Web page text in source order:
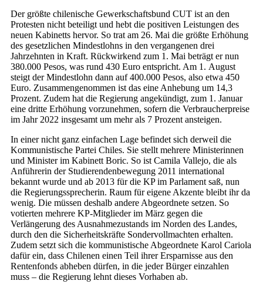
Der größte chilenische Gewerkschaftsbund CUT ist an den
Protesten nicht beteiligt und hebt die positiven Leistungen des
neuen Kabinetts hervor. So trat am 26. Mai die größte Erhöhung
des gesetzlichen Mindestlohns in den vergangenen drei
Jahrzehnten in Kraft. Rückwirkend zum 1. Mai beträgt er nun
380.000 Pesos, was rund 430 Euro entspricht. Am 1. August
steigt der Mindestlohn dann auf 400.000 Pesos, also etwa 450
Euro. Zusammengenommen ist das eine Anhebung um 14,3
Prozent. Zudem hat die Regierung angekündigt, zum 1. Januar
eine dritte Erhöhung vorzunehmen, sofern die Verbraucherpreise
im Jahr 2022 insgesamt um mehr als 7 Prozent ansteigen.
In einer nicht ganz einfachen Lage befindet sich derweil die
Kommunistische Partei Chiles. Sie stellt mehrere Ministerinnen
und Minister im Kabinett Boric. So ist Camila Vallejo, die als
Anführerin der Studierendenbewegung 2011 international
bekannt wurde und ab 2013 für die KP im Parlament saß, nun
die Regierungssprecherin. Raum für eigene Akzente bleibt ihr da
wenig. Die müssen deshalb andere Abgeordnete setzen. So
votierten mehrere KP-Mitglieder im März gegen die
Verlängerung des Ausnahmezustands im Norden des Landes,
durch den die Sicherheitskräfte Sondervollmachten erhalten.
Zudem setzt sich die kommunistische Abgeordnete Karol Cariola
dafür ein, dass Chilenen einen Teil ihrer Ersparnisse aus den
Rentenfonds abheben dürfen, in die jeder Bürger einzahlen
muss – die Regierung lehnt dieses Vorhaben ab.